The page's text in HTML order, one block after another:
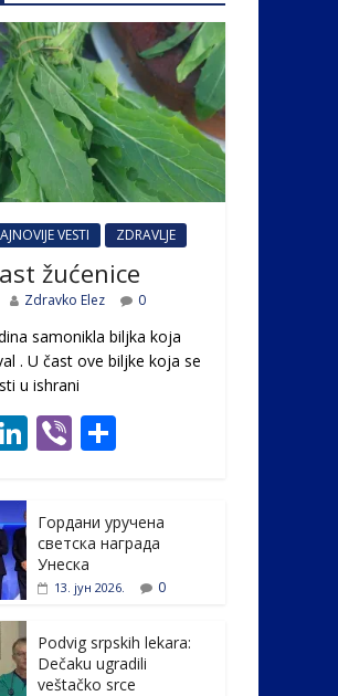
VESTI ZDRAVLJE
žućenice
Zdravko Elez 0
samonikla biljka koja
. U čast ovе biljke koja se
u ishrani
Li
e
dI
n
Vi
e
Гордани уручена
светска награда
Унеска
13. јун 2026. 0
Podvig srpskih lekara:
Dečaku ugradili
veštačko srce